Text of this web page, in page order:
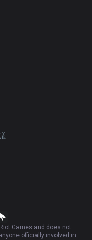
Games and does not
officially involved in